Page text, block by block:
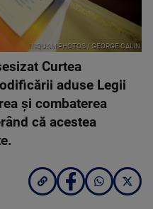
INQUAM PHOTOS / GEORGE CALIN
Curtea
aduse Legii
şi combaterea
că acestea